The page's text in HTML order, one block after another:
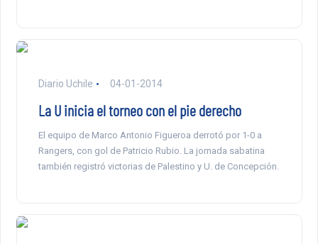
Diario Uchile 04-01-2014
La U inicia el torneo con el pie derecho
El equipo de Marco Antonio Figueroa derrotó por 1-0 a
Rangers, con gol de Patricio Rubio. La jornada sabatina
también registró victorias de Palestino y U. de Concepción.